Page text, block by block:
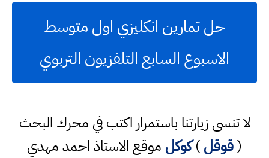
حل تمارين انكليزي اول متوسط
الاسبوع السابع التلفزيون التربوي
لا تنسى زيارتنا باستمرار اكتب في محرك البحث
(قوقل)كوكل موقع الاستاذ احمد مهدي